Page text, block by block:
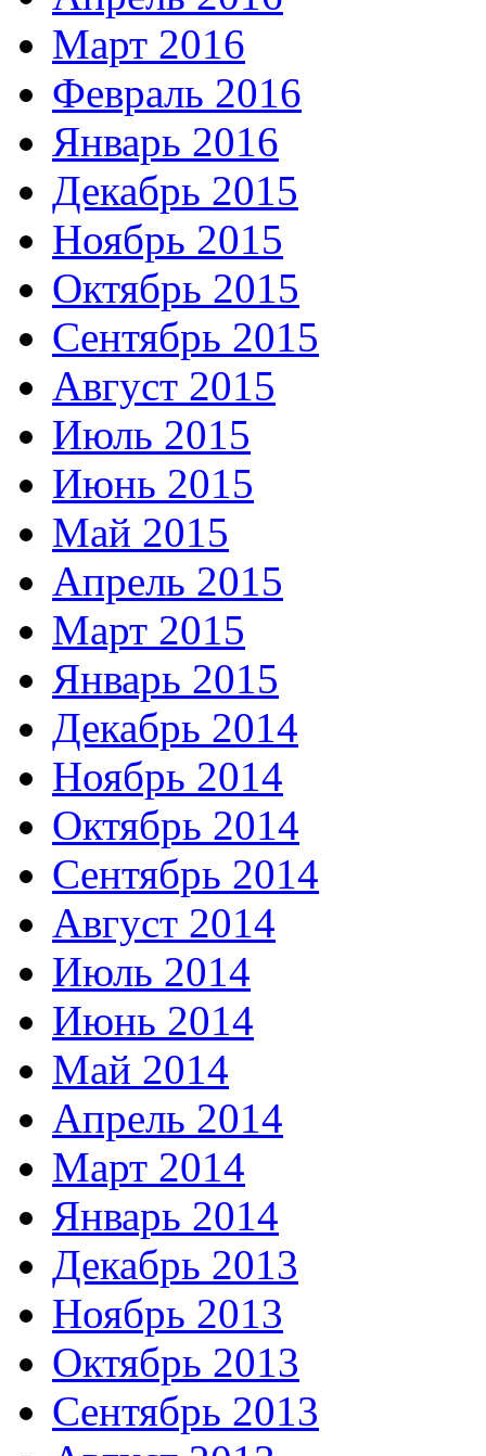
Март 2016
Февраль 2016
Январь 2016
Декабрь 2015
Ноябрь 2015
Октябрь 2015
Сентябрь 2015
Август 2015
Июль 2015
Июнь 2015
Май 2015
Апрель 2015
Март 2015
Январь 2015
Декабрь 2014
Ноябрь 2014
Октябрь 2014
Сентябрь 2014
Август 2014
Июль 2014
Июнь 2014
Май 2014
Апрель 2014
Март 2014
Январь 2014
Декабрь 2013
Ноябрь 2013
Октябрь 2013
Сентябрь 2013